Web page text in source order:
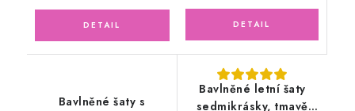
Bavlněné šaty s
Bavlněné letní šaty
sedmikrásky, tmavě